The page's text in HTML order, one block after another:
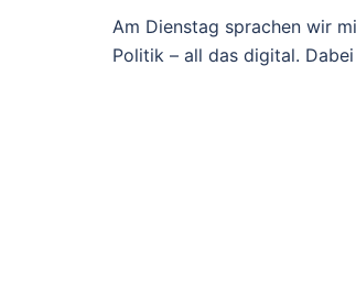
Am Dienstag sprachen wir
Politik – all das digital.